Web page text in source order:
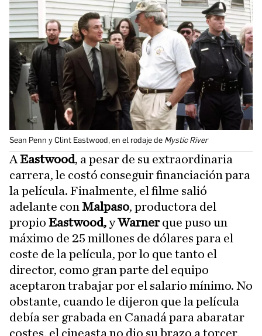
Sean Penn y Clint Eastwood, en el rodaje de Mystic River
A Eastwood, a pesar de su extraordinaria
carrera, le costó conseguir financiación para
la película. Finalmente, el filme salió
adelante con Malpaso, productora del
propio Eastwood,yWarnerque puso un
máximo de 25 millones de dólares para el
coste de la película, por lo que tanto el
director, como gran parte del equipo
aceptaron trabajar por el salario mínimo. No
obstante, cuando le dijeron que la película
debía ser grabada en Canadá para abaratar
costes, el cineasta no dio su brazo a torcer,